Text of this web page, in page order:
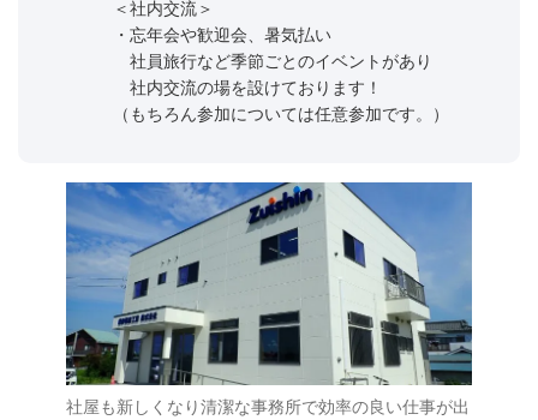
＜社内交流＞
・忘年会や歓迎会、暑気払い
社員旅行など季節ごとのイベントがあり
社内交流の場を設けております！
（もちろん参加については任意参加です。）
社屋も新しくなり清潔な事務所で効率の良い仕事が出